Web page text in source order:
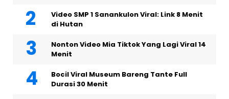
Video SMP 1 Sanankulon Viral: Link 8 Menit
di Hutan
Nonton Video Mia Tiktok Yang Lagi Viral 14
Menit
Bocil Viral Museum Bareng Tante Full
Durasi 30 Menit